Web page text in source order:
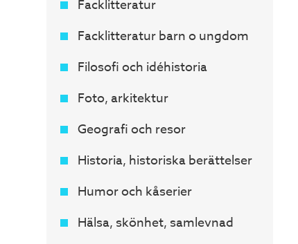
Facklitteratur
Facklitteratur barn o ungdom
Filosofi och idéhistoria
Foto, arkitektur
Geografi och resor
Historia, historiska berättelser
Humor och kåserier
Hälsa, skönhet, samlevnad